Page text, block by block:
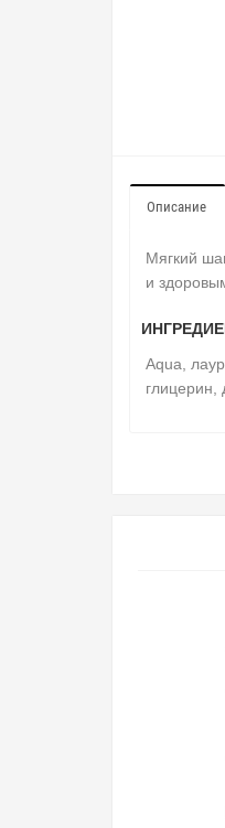
Описание
Мягкий
и
Aqua,
глицерин,